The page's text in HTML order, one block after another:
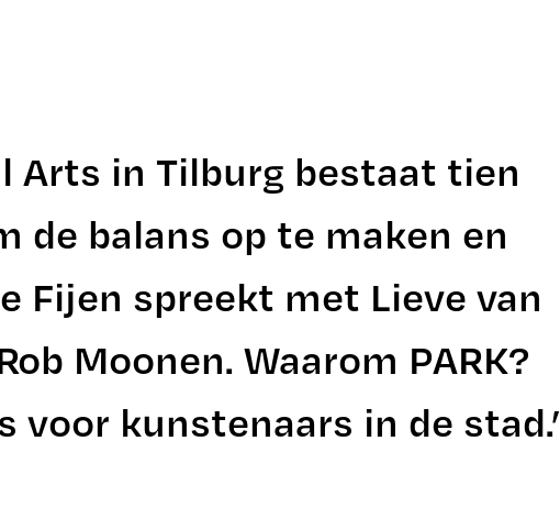
Arts in Tilburg bestaat tien
de balans op te maken en
Fijen spreekt met Lieve van
Moonen. Waarom PARK?
voor kunstenaars in de stad.’